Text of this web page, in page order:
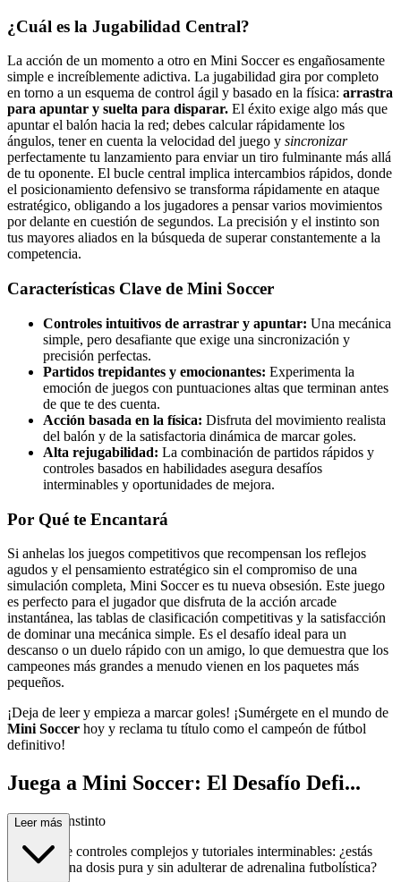
¿Cuál es la Jugabilidad Central?
La acción de un momento a otro en Mini Soccer es engañosamente
simple e increíblemente adictiva. La jugabilidad gira por completo
en torno a un esquema de control ágil y basado en la física: arrastra
para apuntar y suelta para disparar. El éxito exige algo más que
apuntar el balón hacia la red; debes calcular rápidamente los
ángulos, tener en cuenta la velocidad del juego y sincronizar
perfectamente tu lanzamiento para enviar un tiro fulminante más allá
de tu oponente. El bucle central implica intercambios rápidos, donde
el posicionamiento defensivo se transforma rápidamente en ataque
estratégico, obligando a los jugadores a pensar varios movimientos
por delante en cuestión de segundos. La precisión y el instinto son
tus mayores aliados en la búsqueda de superar constantemente a la
competencia.
Características Clave de Mini Soccer
Controles intuitivos de arrastrar y apuntar: Una mecánica
simple, pero desafiante que exige una sincronización y
precisión perfectas.
Partidos trepidantes y emocionantes: Experimenta la
emoción de juegos con puntuaciones altas que terminan antes
de que te des cuenta.
Acción basada en la física: Disfruta del movimiento realista
del balón y de la satisfactoria dinámica de marcar goles.
Alta rejugabilidad: La combinación de partidos rápidos y
controles basados en habilidades asegura desafíos
interminables y oportunidades de mejora.
Por Qué te Encantará
Si anhelas los juegos competitivos que recompensan los reflejos
agudos y el pensamiento estratégico sin el compromiso de una
simulación completa, Mini Soccer es tu nueva obsesión. Este juego
es perfecto para el jugador que disfruta de la acción arcade
instantánea, las tablas de clasificación competitivas y la satisfacción
de dominar una mecánica simple. Es el desafío ideal para un
descanso o un duelo rápido con un amigo, lo que demuestra que los
campeones más grandes a menudo vienen en los paquetes más
pequeños.
¡Deja de leer y empieza a marcar goles! ¡Sumérgete en el mundo de
Mini Soccer hoy y reclama tu título como el campeón de fútbol
definitivo!
Juega a Mini Soccer: El Desafío Defi...
nitivo del Instinto
Olvídate de controles complejos y tutoriales interminables: ¿estás
listo para una dosis pura y sin adulterar de adrenalina futbolística?
Leer más